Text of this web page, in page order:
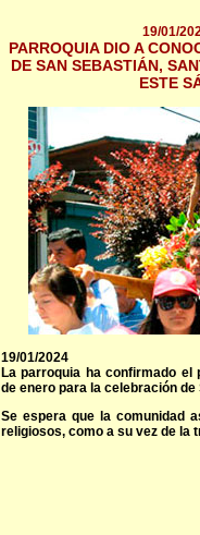
19/01/
PARROQUIA DIO A
DE SAN SEBASTIÁN,
ESTE
19/01/2024
La parroquia ha confirmado
de enero para la celebración
Se espera que la comunidad
religiosos, como a su vez de la